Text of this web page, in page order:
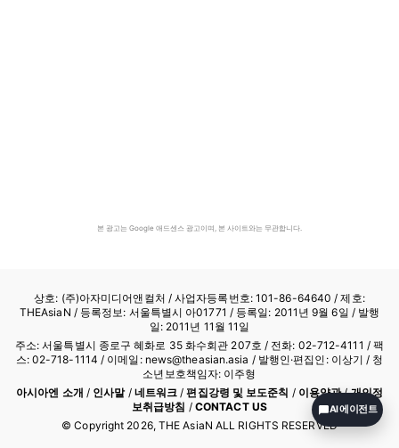
본 광고는 Google 애드센스 광고이며, 본 사이트와는 무관합니다.
상호: (주)아자미디어앤컬처 /사업자등록번호: 101-86-64640 / 제호:
THEAsiaN / 등록정보: 서울특별시 아01771 / 등록일: 2011년 9월 6일 / 발행
일: 2011년 11월 11일
주소: 서울특별시 종로구 혜화로 35 화수회관 207호 / 전화: 02-712-4111 / 팩
스: 02-718-1114 / 이메일: news@theasian.asia / 발행인·편집인: 이상기 / 청
소년보호책임자: 이주형
아시아엔 소개 / 인사말/ 네트워크 /편집강령 및 보도준칙 / 이용약관/개인정
보취급방침 / CONTACT US
© Copyright 2026, THE AsiaN ALL RIGHTS RESERVED
AI 에이전트